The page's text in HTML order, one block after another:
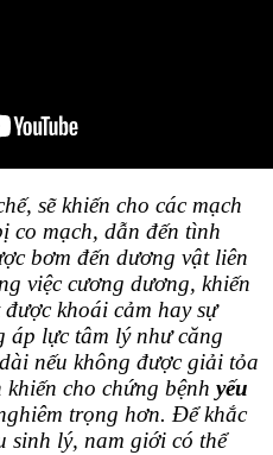
sẽ khiến cho các mạch
co mạch, dẫn đến tình
bơm đến dương vật liên
việc cương dương, khiến
khoái cảm hay sự
áp lực tâm lý như căng
nếu không được giải tỏa
cho chứng bệnh yếu
trọng hơn. Để khắc
sinh lý, nam giới có thể